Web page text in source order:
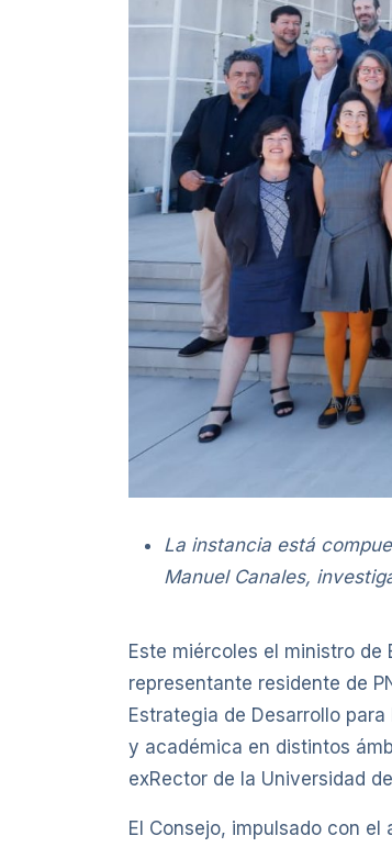
La instancia está
Manuel Canales,
Este miércoles el ministro
representante residente de
Estrategia de Desarrollo
y académica en distintos
exRector de la Universidad
El Consejo, impulsado con